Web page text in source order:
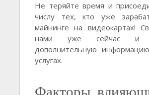
Не теряйте время и
числу тех, кто уже
майнинге на видеокартах!
нами уже сейчас и
дополнительную
услугах.
Факторы,